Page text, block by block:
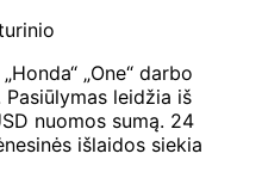
„One“ darbo
leidžia iš
nuomos sumą. 24
išlaidos siekia